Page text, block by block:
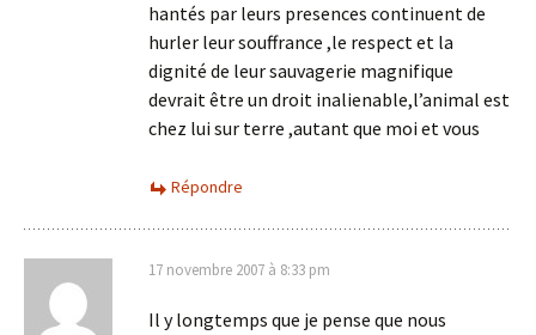
hantés par leurs presences continuent de
hurler leur souffrance ,le respect et la
dignité de leur sauvagerie magnifique
devrait être un droit inalienable,l’animal est
chez lui sur terre ,autant que moi et vous
Répondre
17 novembre 2007 à 8:33 pm
Il y longtemps que je pense que nous